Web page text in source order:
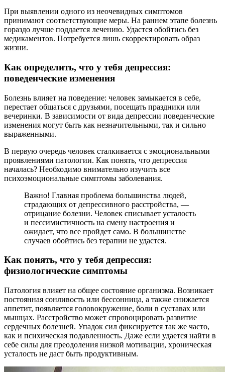
При выявлении одного из неочевидных симптомов
принимают соответствующие меры. На раннем этапе болезнь
гораздо лучше поддается лечению. Удастся обойтись без
медикаментов. Потребуется лишь скорректировать образ
жизни.
Как определить, что у тебя депрессия:
поведенческие изменения
Болезнь влияет на поведение: человек замыкается в себе,
перестает общаться с друзьями, посещать праздники или
вечеринки. В зависимости от вида депрессии поведенческие
изменения могут быть как незначительными, так и сильно
выраженными.
В первую очередь человек сталкивается с эмоциональными
проявлениями патологии. Как понять, что депрессия
началась? Необходимо внимательно изучить все
психоэмоциональные симптомы заболевания.
Важно! Главная проблема большинства людей,
страдающих от депрессивного расстройства, —
отрицание болезни. Человек списывает усталость
и пессимистичность на смену настроения и
ожидает, что все пройдет само. В большинстве
случаев обойтись без терапии не удастся.
Как понять, что у тебя депрессия:
физиологические симптомы
Патология влияет на общее состояние организма. Возникает
постоянная сонливость или бессонница, а также снижается
аппетит, появляется головокружение, боли в суставах или
мышцах. Расстройство может спровоцировать развитие
сердечных болезней. Упадок сил фиксируется так же часто,
как и психическая подавленность. Даже если удается найти в
себе силы для преодоления низкой мотивации, хроническая
усталость не даст быть продуктивным.